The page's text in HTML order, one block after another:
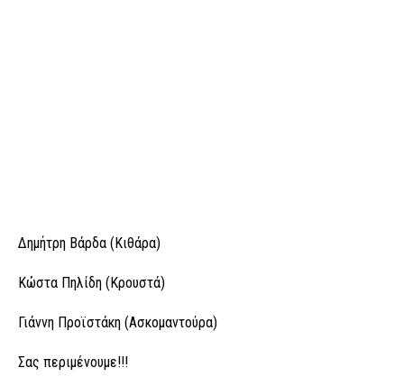
Δημήτρη Βάρδα (Κιθάρα)
Κώστα Πηλίδη (Κρουστά)
Γιάννη Προϊστάκη (Ασκομαντούρα)
Σας περιμένουμε!!!